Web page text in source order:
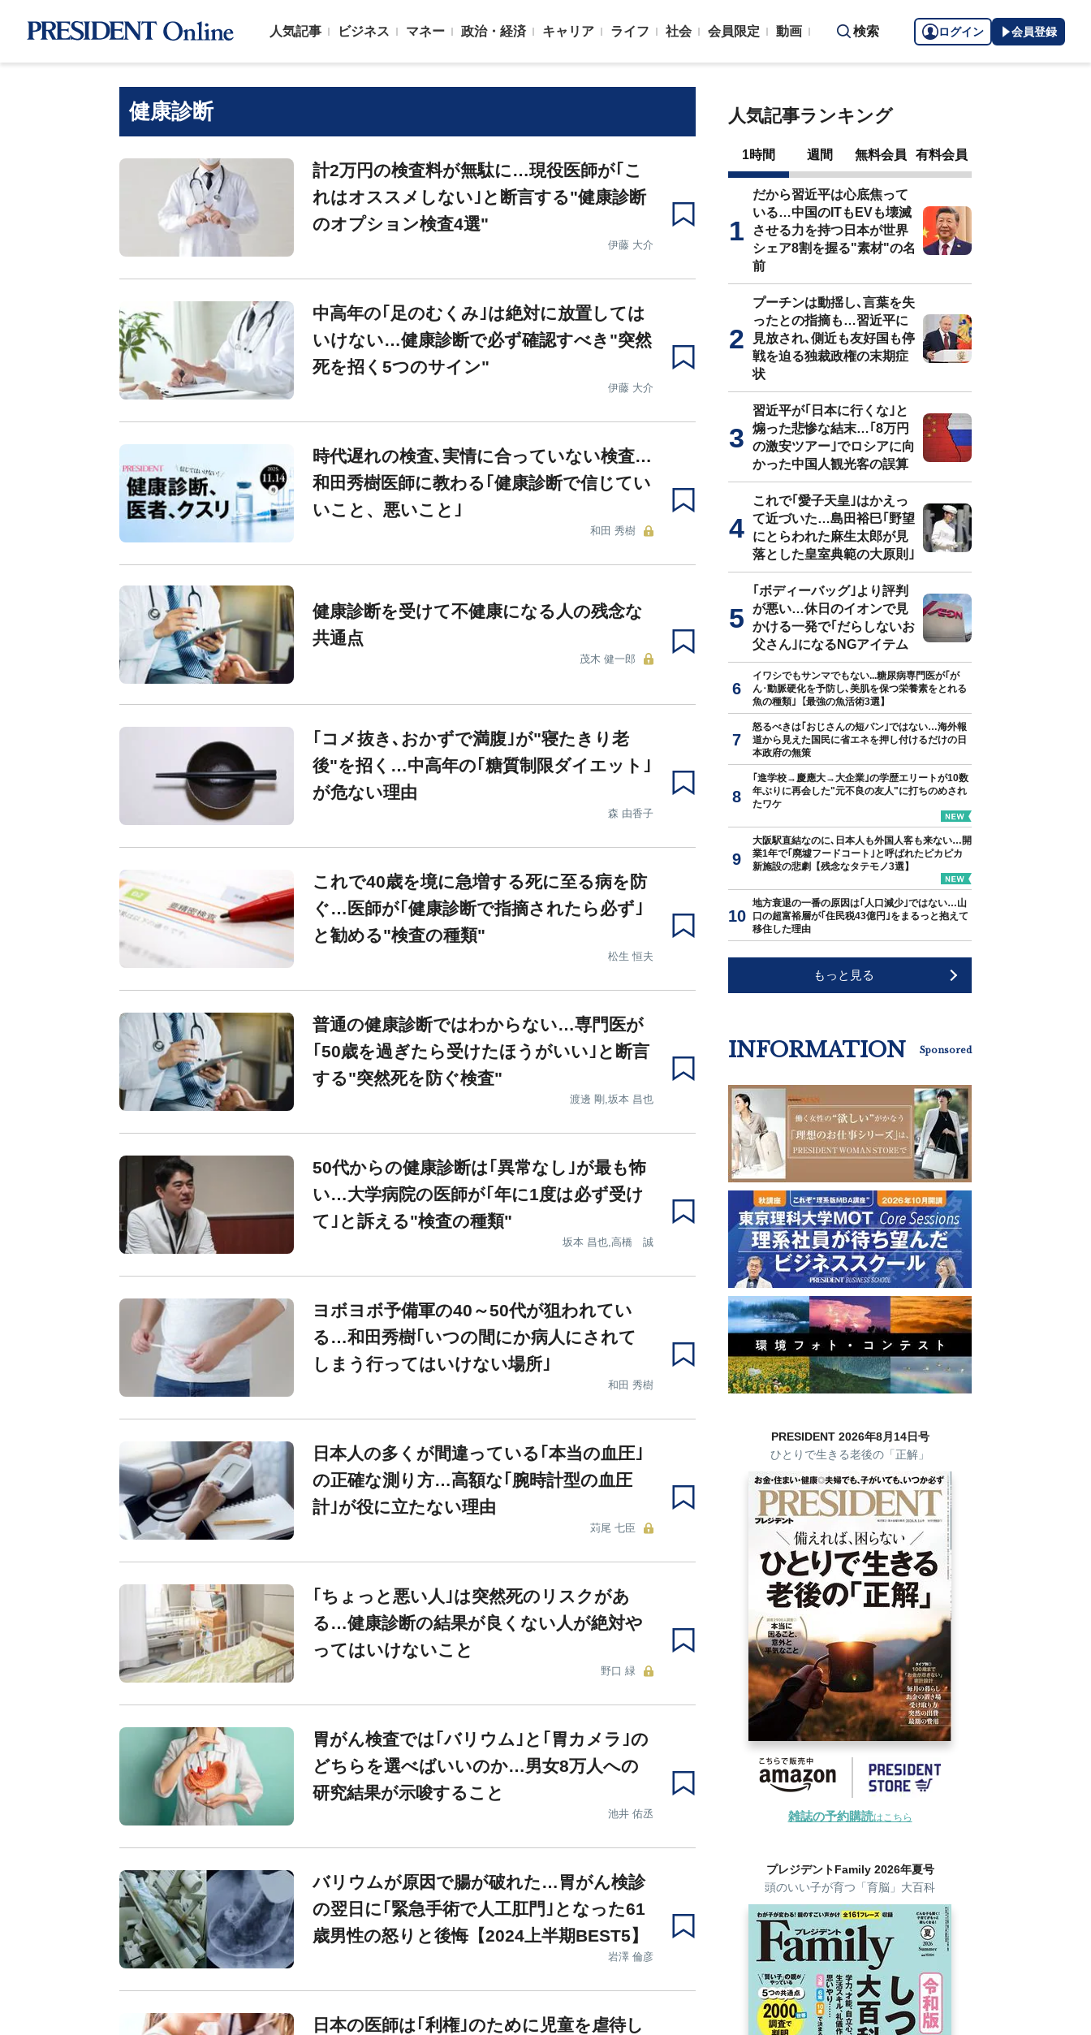
人気記事 ビジネス マネー 政治・経済 キャリア ライフ 社会 会員限定 動画 検索 ログイン 会員登録
健康診断
計2万円の検査料が無駄に…現役医師が｢こ
れはオススメしない｣と断言する"健康診断
のオプション検査4選"
伊藤 大介
中高年の｢足のむくみ｣は絶対に放置しては
いけない…健康診断で必ず確認すべき"突然
死を招く5つのサイン"
伊藤 大介
時代遅れの検査､実情に合っていない検査…
和田秀樹医師に教わる｢健康診断で信じてい
いこと、悪いこと｣
和田 秀樹
健康診断を受けて不健康になる人の残念な
共通点
茂木 健一郎
｢コメ抜き､おかずで満腹｣が"寝たきり老
後"を招く…中高年の｢糖質制限ダイエット｣
が危ない理由
森 由香子
これで40歳を境に急増する死に至る病を防
ぐ…医師が｢健康診断で指摘されたら必ず｣
と勧める"検査の種類"
松生 恒夫
普通の健康診断ではわからない…専門医が
｢50歳を過ぎたら受けたほうがいい｣と断言
する"突然死を防ぐ検査"
渡邊 剛,坂本 昌也
50代からの健康診断は｢異常なし｣が最も怖
い…大学病院の医師が｢年に1度は必ず受け
て｣と訴える"検査の種類"
坂本 昌也,高橋 誠
ヨボヨボ予備軍の40～50代が狙われてい
る…和田秀樹｢いつの間にか病人にされて
しまう行ってはいけない場所｣
和田 秀樹
日本人の多くが間違っている｢本当の血圧｣
の正確な測り方…高額な｢腕時計型の血圧
計｣が役に立たない理由
苅尾 七臣
｢ちょっと悪い人｣は突然死のリスクがあ
る…健康診断の結果が良くない人が絶対や
ってはいけないこと
野口 緑
胃がん検査では｢バリウム｣と｢胃カメラ｣の
どちらを選べばいいのか…男女8万人への
研究結果が示唆すること
池井 佑丞
バリウムが原因で腸が破れた…胃がん検診
の翌日に｢緊急手術で人工肛門｣となった61
歳男性の怒りと後悔【2024上半期BEST5】
岩澤 倫彦
日本の医師は｢利権｣のために児童を虐待し
人気記事ランキング
1時間 週間 無料会員 有料会員
だから習近平は心底焦って
いる…中国のITもEVも壊滅
させる力を持つ日本が世界
シェア8割を握る"素材"の名
前
プーチンは動揺し､言葉を失
ったとの指摘も…習近平に
見放され､側近も友好国も停
戦を迫る独裁政権の末期症
状
習近平が｢日本に行くな｣と
煽った悲惨な結末…｢8万円
の激安ツアー｣でロシアに向
かった中国人観光客の誤算
これで｢愛子天皇｣はかえっ
て近づいた…島田裕巳｢野望
にとらわれた麻生太郎が見
落とした皇室典範の大原則｣
｢ボディーバッグ｣より評判
が悪い…休日のイオンで見
かける一発で｢だらしないお
父さん｣になるNGアイテム
イワシでもサンマでもない...糖尿病専門医が｢が
ん･動脈硬化を予防し､美肌を保つ栄養素をとれる
魚の種類｣【最強の魚活術3選】
怒るべきは｢おじさんの短パン｣ではない…海外報
道から見えた国民に省エネを押し付けるだけの日
本政府の無策
｢進学校→慶應大→大企業｣の学歴エリートが10数
年ぶりに再会した"元不良の友人"に打ちのめされ
たワケ
大阪駅直結なのに､日本人も外国人客も来ない…開
業1年で｢廃墟フードコート｣と呼ばれたピカピカ
新施設の悲劇【残念なタテモノ3選】
地方衰退の一番の原因は｢人口減少｣ではない…山
口の超富裕層が｢住民税43億円｣をまるっと抱えて
移住した理由
もっと見る
INFORMATION Sponsored
PRESIDENT 2026年8月14日号
ひとりで生きる老後の「正解」
雑誌の予約購読はこちら
プレジデントFamily 2026年夏号
頭のいい子が育つ「育脳」大百科